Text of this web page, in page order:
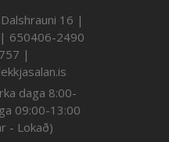
16 |
650406-2490
|
daga 8:00-
09:00-13:00
- Lokað)